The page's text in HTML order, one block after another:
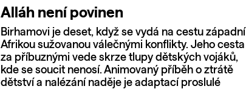
Alláh není povinen
Birhamovi je deset, když se vydá na cestu západní
Afrikou sužovanou válečnými konflikty. Jeho cesta
za příbuznými vede skrze tlupy dětských vojáků,
kde se soucit nenosí. Animovaný příběh o ztrátě
dětství a nalézání naděje je adaptací proslulé